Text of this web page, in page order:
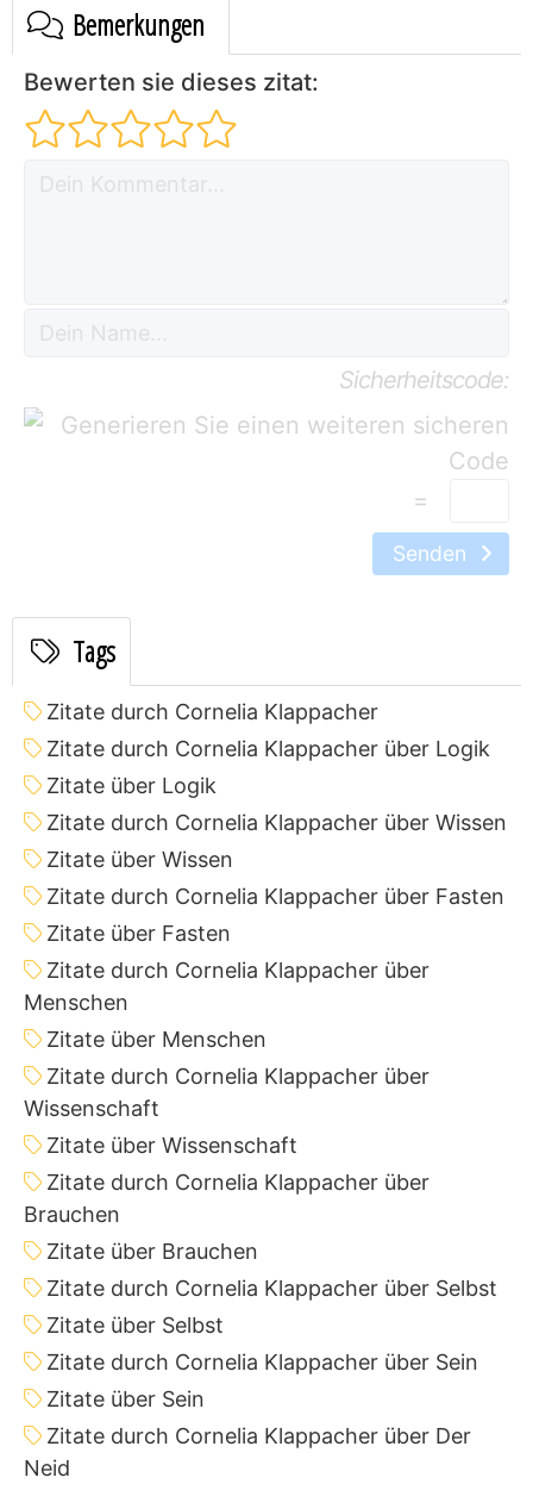
Bemerkungen
Bewerten sie dieses zitat:
Sicherheitscode:
=
Senden
Tags
Zitate durch Cornelia Klappacher
Zitate durch Cornelia Klappacher über Logik
Zitate über Logik
Zitate durch Cornelia Klappacher über Wissen
Zitate über Wissen
Zitate durch Cornelia Klappacher über Fasten
Zitate über Fasten
Zitate durch Cornelia Klappacher über
Menschen
Zitate über Menschen
Zitate durch Cornelia Klappacher über
Wissenschaft
Zitate über Wissenschaft
Zitate durch Cornelia Klappacher über
Brauchen
Zitate über Brauchen
Zitate durch Cornelia Klappacher über Selbst
Zitate über Selbst
Zitate durch Cornelia Klappacher über Sein
Zitate über Sein
Zitate durch Cornelia Klappacher über Der
Neid